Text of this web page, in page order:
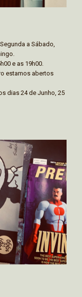
a Sábado,
e as 19h00.
estamos abertos
dias 24 de Junho, 25